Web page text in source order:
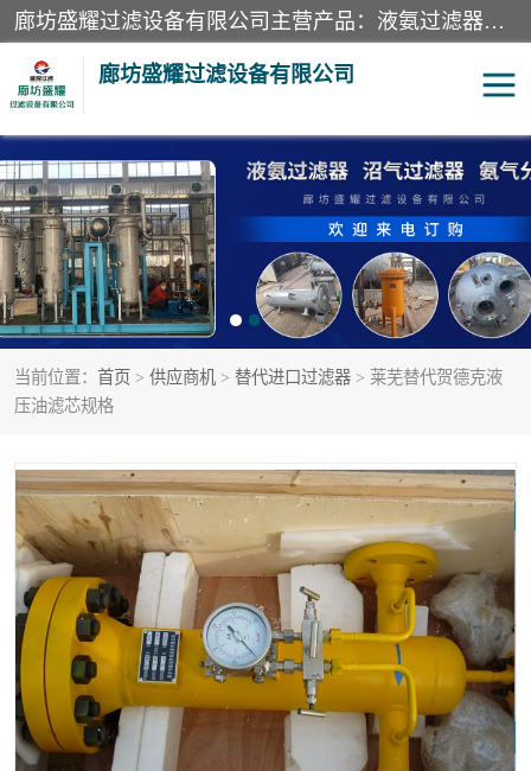
廊坊盛耀过滤设备有限公司主营产品：液氨过滤器、沼气过滤器、氨气分离器、二氧化碳过滤器、过滤器、液氨氨气过滤器、天然气过滤器、管道过滤器、*过滤器、液氨除油除水过滤器、氨气除油除水过滤器、焦炉煤气除焦油过滤器等。
廊坊盛耀过滤设备有限公司
当前位置： 首页 > 供应商机 > 替代进口过滤器 > 莱芜替代贺德克液
压油滤芯规格
二氧化碳过滤器 过滤器
液氨氨气过滤器 沼气过滤器
天然气过滤器 管道过滤器
甲醇过滤器 液氨除油除水过滤器
硝酸尾气分离器 酸雾聚结分离器
高炉煤气过滤器 替代进口过滤器
化工盐酸气聚结器 耐腐蚀除雾器滤芯